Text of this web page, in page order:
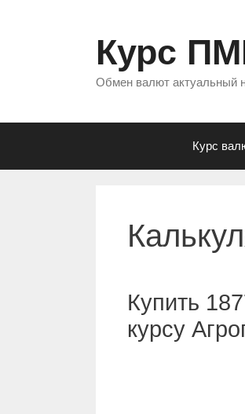
Курс
Обмен валют актуальный
Курс
Купить
курсу